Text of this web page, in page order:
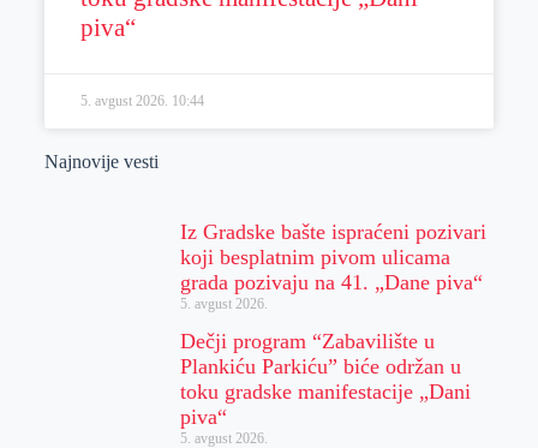
piva“
5. avgust 2026. 10:44
Najnovije vesti
Iz Gradske bašte ispraćeni pozivari
koji besplatnim pivom ulicama
grada pozivaju na 41. „Dane piva“
5. avgust 2026.
Dečji program “Zabavilište u
Plankiću Parkiću” biće održan u
toku gradske manifestacije „Dani
piva“
5. avgust 2026.